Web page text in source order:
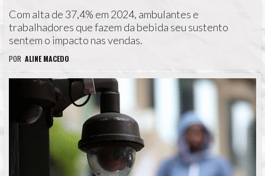
Com alta de 37,4% em 2024, ambulantes e
trabalhadores que fazem da bebida seu sustento
sentem o impacto nas vendas.
POR ALINE MACEDO